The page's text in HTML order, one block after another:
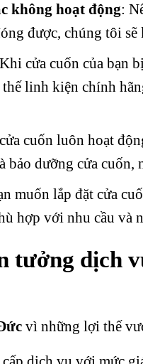
không hoạt động:
được, chúng tôi
cửa cuốn của bạn
linh kiện chính
cuốn luôn hoạt
dưỡng cửa cuốn,
muốn lắp đặt cửa
hợp với nhu cầu và
tưởng dịch
vì những lợi thế
dịch vụ với mức